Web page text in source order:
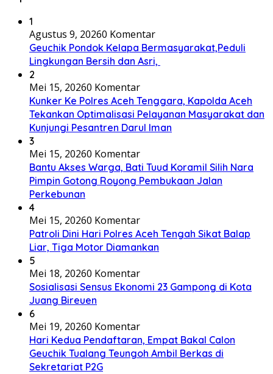
1
Agustus 9, 20260 Komentar
Geuchik Pondok Kelapa Bermasyarakat,Peduli
Lingkungan Bersih dan Asri,
2
Mei 15, 20260 Komentar
Kunker Ke Polres Aceh Tenggara, Kapolda Aceh
Tekankan Optimalisasi Pelayanan Masyarakat dan
Kunjungi Pesantren Darul Iman
3
Mei 15, 20260 Komentar
Bantu Akses Warga, Bati Tuud Koramil Silih Nara
Pimpin Gotong Royong Pembukaan Jalan
Perkebunan
4
Mei 15, 20260 Komentar
Patroli Dini Hari Polres Aceh Tengah Sikat Balap
Liar, Tiga Motor Diamankan
5
Mei 18, 20260 Komentar
Sosialisasi Sensus Ekonomi 23 Gampong di Kota
Juang Bireuen
6
Mei 19, 20260 Komentar
Hari Kedua Pendaftaran, Empat Bakal Calon
Geuchik Tualang Teungoh Ambil Berkas di
Sekretariat P2G